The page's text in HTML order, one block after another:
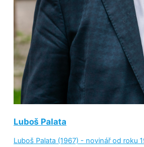
Luboš Palata
Luboš Palata (1967) - novinář od roku